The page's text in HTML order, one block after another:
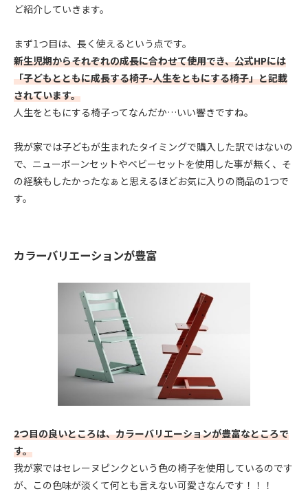
ど紹介していきます。
まず1つ目は、長く使えるという点です。
新生児期からそれぞれの成長に合わせて使用でき、公式HPには
「子どもとともに成長する椅子-人生をともにする椅子」と記載
されています。
人生をともにする椅子ってなんだか…いい響きですね。
我が家では子どもが生まれたタイミングで購入した訳ではないの
で、ニューボーンセットやベビーセットを使用した事が無く、そ
の経験もしたかったなぁと思えるほどお気に入りの商品の1つで
す。
カラーバリエーションが豊富
2つ目の良いところは、カラーバリエーションが豊富なところで
す。
我が家ではセレーヌピンクという色の椅子を使用しているのです
が、この色味が淡くて何とも言えない可愛さなんです！！！